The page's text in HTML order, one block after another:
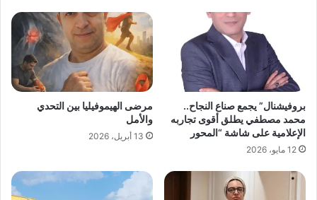
بروفيشنال” يجمع صناع النجاح..
محمد مصطفي يطلق أقوى تجاربه
الإعلامية على شاشة “المحور
12 مايو، 2026
مرضى الهيموفيليا بين التحدي
والأمل
13 أبريل، 2026